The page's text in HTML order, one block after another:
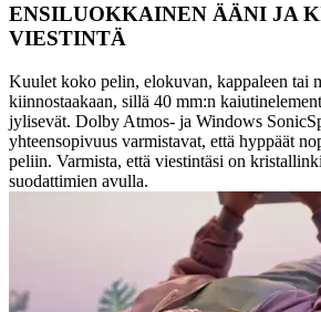
ENSILUOKKAINEN ÄÄNI JA
VIESTINTÄ
Kuulet koko pelin, elokuvan, kappaleen tai
kiinnostaakaan, sillä 40 mm:n
jylisevät. Dolby Atmos- ja Windows
yhteensopivuus varmistavat, että hyppäät
peliin. Varmista, että viestintäsi on
suodattimien avulla.